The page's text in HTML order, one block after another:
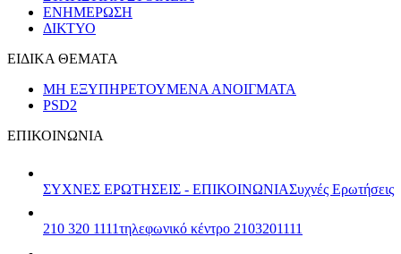
ΕΝΗΜΕΡΩΣΗ
ΔΙΚΤΥΟ
ΕΙΔΙΚΑ ΘΕΜΑΤΑ
ΜΗ ΕΞΥΠΗΡΕΤΟΥΜΕΝΑ ΑΝΟΙΓΜΑΤΑ
PSD2
ΕΠΙΚΟΙΝΩΝΙΑ
ΣΥΧΝΕΣ ΕΡΩΤΗΣΕΙΣ - ΕΠΙΚΟΙΝΩΝΙΑΣυχνές Ερωτήσεις
210 320 1111τηλεφωνικό κέντρο 2103201111